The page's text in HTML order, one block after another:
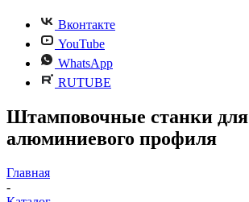
Вконтакте
YouTube
WhatsApp
RUTUBE
Штамповочные станки для
алюминиевого профиля
Главная
-